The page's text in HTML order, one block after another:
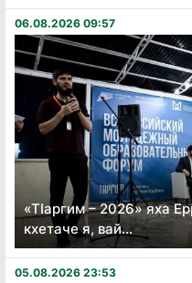
06.08.2026 09:57
«Тӏаргим – 2026» яха
кхетаче я, вай...
05.08.2026 23:53